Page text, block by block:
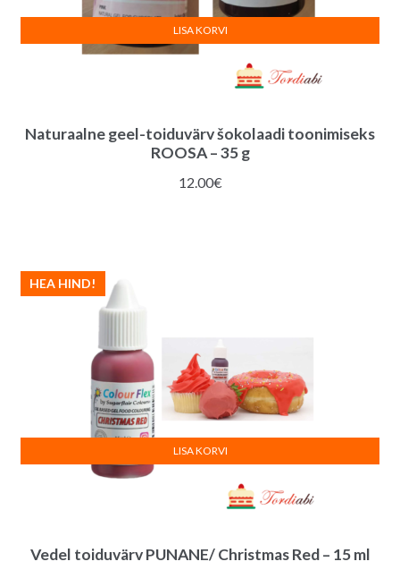
Naturaalne geel-toiduvärv šokolaadi toonimiseks
ROOSA – 35 g
12.00€
LISA KORVI
Vedel toiduvärv PUNANE/ Christmas Red – 15 ml
HEA HIND!
LISA KORVI